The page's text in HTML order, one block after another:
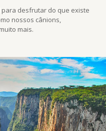
desfrutar do que existe
nossos cânions,
mais.